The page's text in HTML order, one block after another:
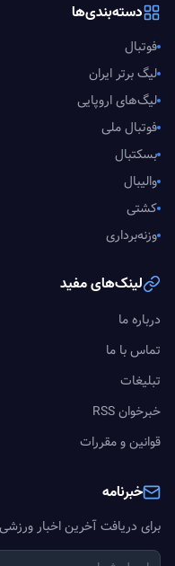
دسته‌بندی‌ها
فوتبال
لیگ برتر ایران
لیگ‌های اروپایی
فوتبال ملی
بسکتبال
والیبال
کشتی
وزنه‌برداری
لینک‌های مفید
درباره ما
تماس با ما
تبلیغات
خبرخوان RSS
قوانین و مقررات
خبرنامه
برای دریافت آخرین اخبار